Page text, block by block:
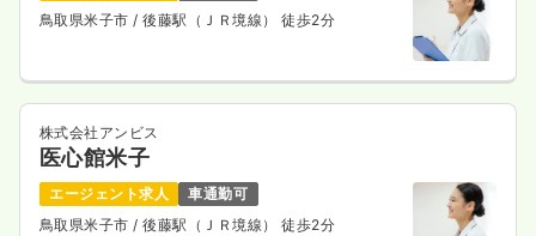
鳥取県米子市/ 後藤駅（ＪＲ境線） 徒歩2分
株式会社アンビス
医心館米子
エージェント求人
車通勤可
鳥取県米子市/ 後藤駅（ＪＲ境線） 徒歩2分